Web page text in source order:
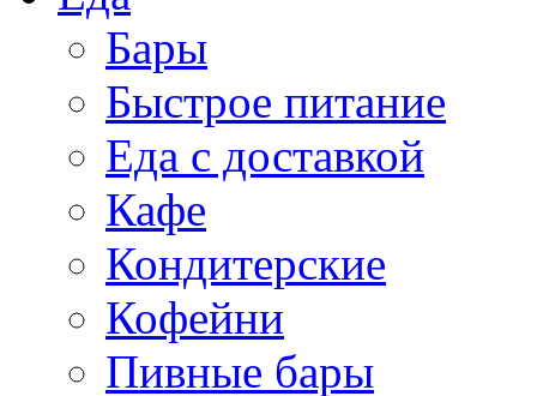
Бары
Быстрое питание
Еда с доставкой
Кафе
Кондитерские
Кофейни
Пивные бары